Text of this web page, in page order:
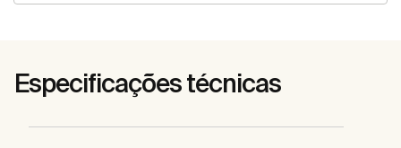
Especificações técnicas